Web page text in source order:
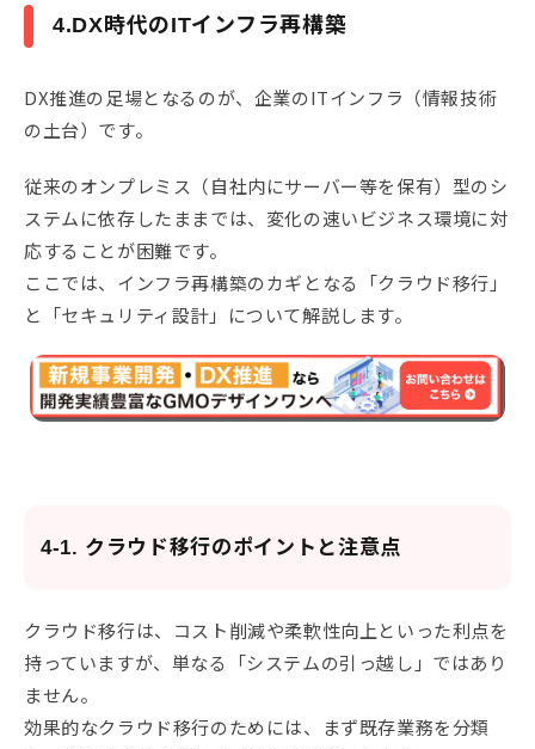
4.DX時代のITインフラ再構築
DX推進の足場となるのが、企業のITインフラ（情報技術
の土台）です。
従来のオンプレミス（自社内にサーバー等を保有）型のシ
ステムに依存したままでは、変化の速いビジネス環境に対
応することが困難です。
ここでは、インフラ再構築のカギとなる「クラウド移行」
と「セキュリティ設計」について解説します。
4-1. クラウド移行のポイントと注意点
クラウド移行は、コスト削減や柔軟性向上といった利点を
持っていますが、単なる「システムの引っ越し」ではあり
ません。
効果的なクラウド移行のためには、まず既存業務を分類